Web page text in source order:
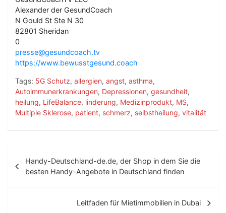
Alexander der GesundCoach
N Gould St Ste N 30
82801 Sheridan
0
presse@gesundcoach.tv
https://www.bewusstgesund.coach
Tags: 5G Schutz, allergien, angst, asthma,
Autoimmunerkrankungen, Depressionen, gesundheit,
heilung, LifeBalance, linderung, Medizinprodukt, MS,
Multiple Sklerose, patient, schmerz, selbstheilung, vitalität
e
i
Handy-Deutschland-de.de, der Shop in dem Sie die
besten Handy-Angebote in Deutschland finden
Leitfaden für Mietimmobilien in Dubai